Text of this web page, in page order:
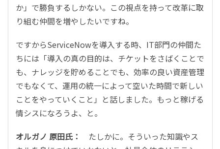
か」で勝負するしかない。この視点を持って改革に取
り組む仲間を増やしたいですね。
ですからServiceNowを導入する時、IT部門の仲間た
ちには「導入の真の目的は、チケットをさばくことで
も、ナレッジを貯めることでも、効率の良い資産管理
でもなくて、運用の統一によって空いた時間で新しい
ことをやっていくこと」と話しました。もっと稼げる
情シスになろうよ、と。
オルガノ 原田氏：
たしかに。そういった知識やス